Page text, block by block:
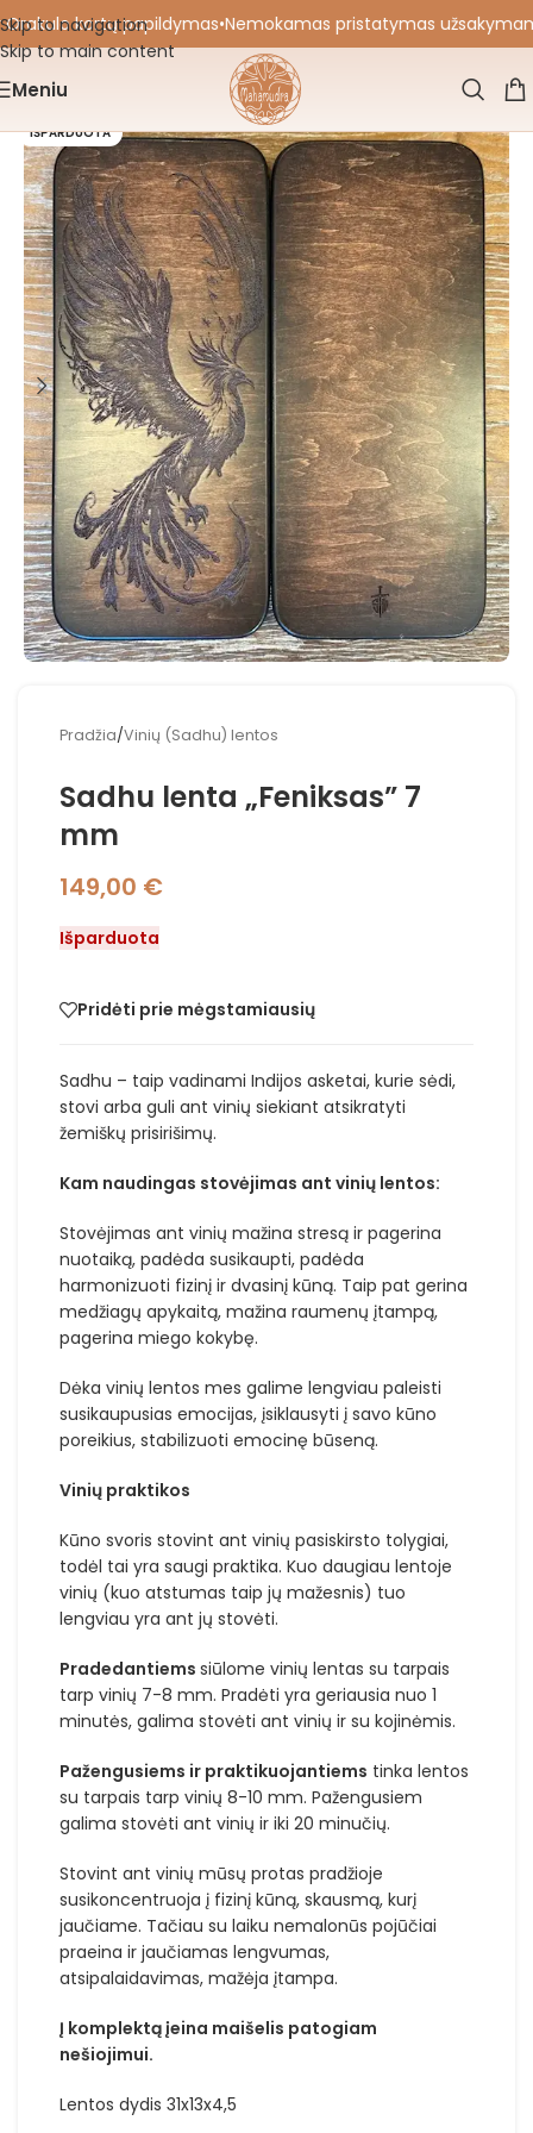
Skip to navigation
Skip to main content
kortų papildymas•Nemokamas pristatymas
Meniu
IŠPARDUOTA
Pradžia/Vinių (Sadhu) lentos
Sadhu lenta „Feniksas” 7
mm
149,00 €
Išparduota
Pridėti prie mėgstamiausių
Sadhu – taip vadinami Indijos asketai, kurie sėdi,
stovi arba guli ant vinių siekiant atsikratyti
žemiškų prisirišimų.
Kam naudingas stovėjimas ant vinių lentos:
Stovėjimas ant vinių mažina stresą ir pagerina
nuotaiką, padėda susikaupti, padėda
harmonizuoti fizinį ir dvasinį kūną. Taip pat gerina
medžiagų apykaitą, mažina raumenų įtampą,
pagerina miego kokybę.
Dėka vinių lentos mes galime lengviau paleisti
susikaupusias emocijas, įsiklausyti į savo kūno
poreikius, stabilizuoti emocinę būseną.
Vinių praktikos
Kūno svoris stovint ant vinių pasiskirsto tolygiai,
todėl tai yra saugi praktika. Kuo daugiau lentoje
vinių (kuo atstumas taip jų mažesnis) tuo
lengviau yra ant jų stovėti.
Pradedantiems siūlome vinių lentas su tarpais
tarp vinių 7-8 mm. Pradėti yra geriausia nuo 1
minutės, galima stovėti ant vinių ir su kojinėmis.
Pažengusiems ir praktikuojantiems tinka lentos
su tarpais tarp vinių 8-10 mm. Pažengusiem
galima stovėti ant vinių ir iki 20 minučių.
Stovint ant vinių mūsų protas pradžioje
susikoncentruoja į fizinį kūną, skausmą, kurį
jaučiame. Tačiau su laiku nemalonūs pojūčiai
praeina ir jaučiamas lengvumas,
atsipalaidavimas, mažėja įtampa.
Į komplektą įeina maišelis patogiam
nešiojimui.
Lentos dydis 31x13x4,5